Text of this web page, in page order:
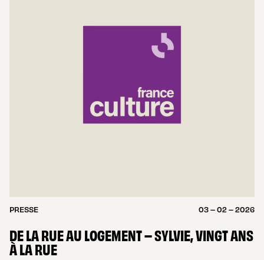
PRESSE 03 – 02 – 2026
DE LA RUE AU LOGEMENT – SYLVIE, VINGT ANS
À LA RUE